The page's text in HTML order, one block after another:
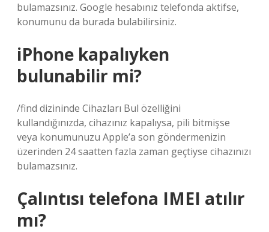
bulamazsınız. Google hesabınız telefonda aktifse,
konumunu da burada bulabilirsiniz.
iPhone kapalıyken
bulunabilir mi?
/find dizininde Cihazları Bul özelliğini
kullandığınızda, cihazınız kapalıysa, pili bitmişse
veya konumunuzu Apple’a son göndermenizin
üzerinden 24 saatten fazla zaman geçtiyse cihazınızı
bulamazsınız.
Çalıntısı telefona IMEI atılır
mı?